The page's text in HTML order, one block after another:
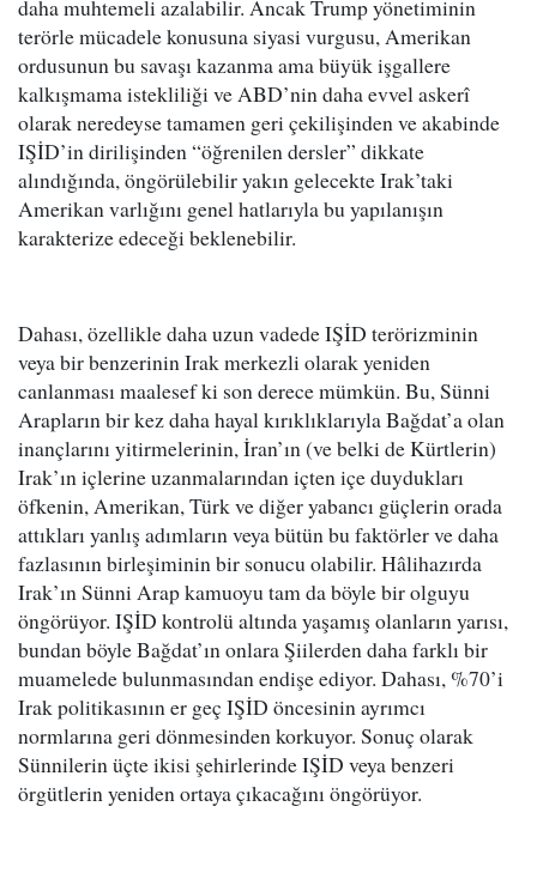
daha muhtemeli azalabilir. Ancak Trump yönetiminin
terörle mücadele konusuna siyasi vurgusu, Amerikan
ordusunun bu savaşı kazanma ama büyük işgallere
kalkışmama istekliliği ve ABD’nin daha evvel askerî
olarak neredeyse tamamen geri çekilişinden ve akabinde
IŞİD’in dirilişinden “öğrenilen dersler” dikkate
alındığında, öngörülebilir yakın gelecekte Irak’taki
Amerikan varlığını genel hatlarıyla bu yapılanışın
karakterize edeceği beklenebilir.
Dahası, özellikle daha uzun vadede IŞİD terörizminin
veya bir benzerinin Irak merkezli olarak yeniden
canlanması maalesef ki son derece mümkün. Bu, Sünni
Arapların bir kez daha hayal kırıklıklarıyla Bağdat’a olan
inançlarını yitirmelerinin, İran’ın (ve belki de Kürtlerin)
Irak’ın içlerine uzanmalarından içten içe duydukları
öfkenin, Amerikan, Türk ve diğer yabancı güçlerin orada
attıkları yanlış adımların veya bütün bu faktörler ve daha
fazlasının birleşiminin bir sonucu olabilir. Hâlihazırda
Irak’ın Sünni Arap kamuoyu tam da böyle bir olguyu
öngörüyor. IŞİD kontrolü altında yaşamış olanların yarısı,
bundan böyle Bağdat’ın onlara Şiilerden daha farklı bir
muamelede bulunmasından endişe ediyor. Dahası, %70’i
Irak politikasının er geç IŞİD öncesinin ayrımcı
normlarına geri dönmesinden korkuyor. Sonuç olarak
Sünnilerin üçte ikisi şehirlerinde IŞİD veya benzeri
örgütlerin yeniden ortaya çıkacağını öngörüyor.